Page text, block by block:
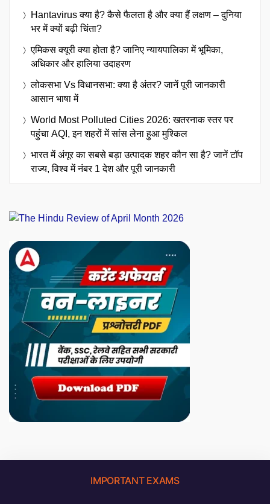
Hantavirus क्या है? कैसे फैलता है और क्या हैं लक्षण – दुनिया
भर में क्यों बढ़ी चिंता?
एमिकस क्यूरी क्या होता है? जानिए न्यायपालिका में भूमिका,
अधिकार और हालिया उदाहरण
लोकसभा Vs विधानसभा: क्या है अंतर? जानें पूरी जानकारी
आसान भाषा में
World Most Polluted Cities 2026: खतरनाक स्तर पर
पहुंचा AQI, इन शहरों में सांस लेना हुआ मुश्किल
भारत में अंगूर का सबसे बड़ा उत्पादक शहर कौन सा है? जानें टॉप
राज्य, विश्व में नंबर 1 देश और पूरी जानकारी
IMPORTANT EXAMS